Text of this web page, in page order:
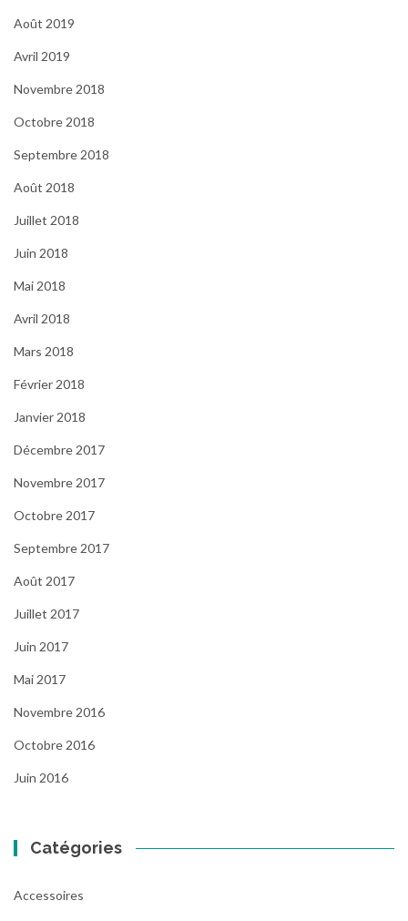
Août 2019
Avril 2019
Novembre 2018
Octobre 2018
Septembre 2018
Août 2018
Juillet 2018
Juin 2018
Mai 2018
Avril 2018
Mars 2018
Février 2018
Janvier 2018
Décembre 2017
Novembre 2017
Octobre 2017
Septembre 2017
Août 2017
Juillet 2017
Juin 2017
Mai 2017
Novembre 2016
Octobre 2016
Juin 2016
Catégories
Accessoires